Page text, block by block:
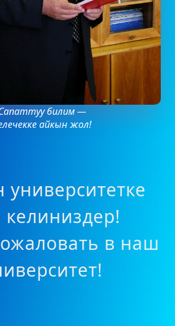
билим —
айкын жол!
университетке
в наш